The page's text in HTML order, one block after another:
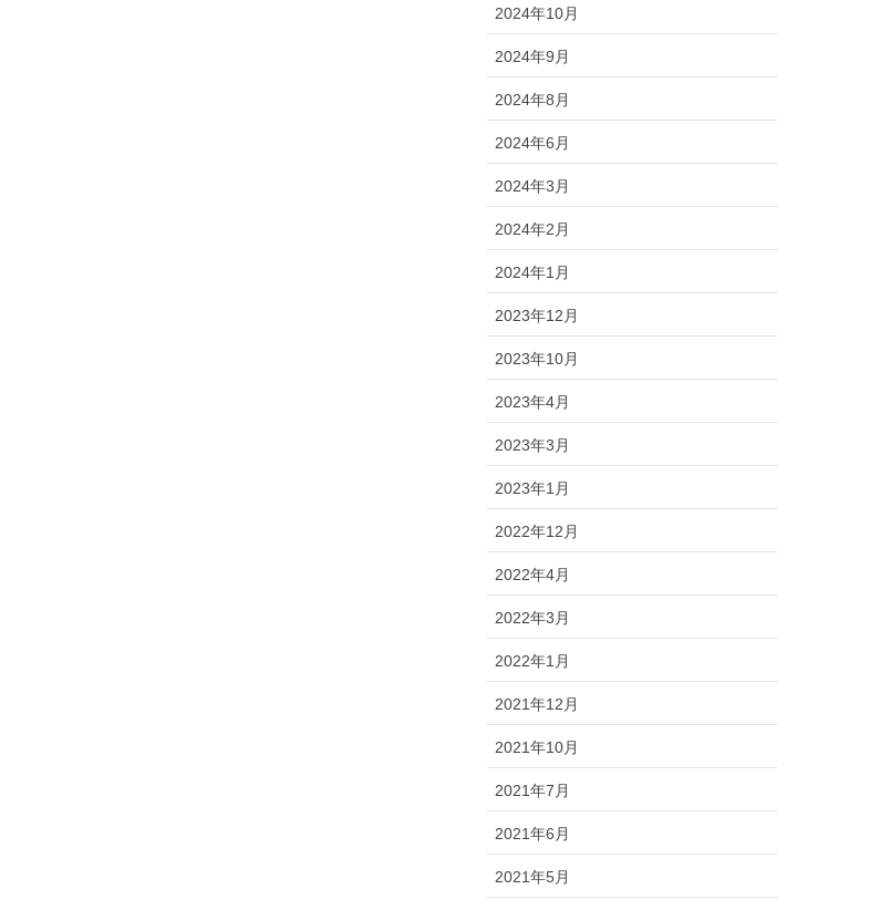
2024年10月
2024年9月
2024年8月
2024年6月
2024年3月
2024年2月
2024年1月
2023年12月
2023年10月
2023年4月
2023年3月
2023年1月
2022年12月
2022年4月
2022年3月
2022年1月
2021年12月
2021年10月
2021年7月
2021年6月
2021年5月